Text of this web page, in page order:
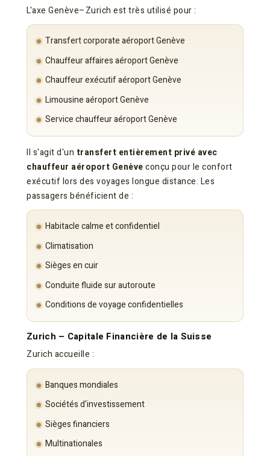
L'axe Genève–Zurich est très utilisé pour :
Transfert corporate aéroport Genève
Chauffeur affaires aéroport Genève
Chauffeur exécutif aéroport Genève
Limousine aéroport Genève
Service chauffeur aéroport Genève
Il s'agit d'un transfert entièrement privé avec
chauffeur aéroport Genèveconçu pour le confort
exécutif lors des voyages longue distance. Les
passagers bénéficient de :
Habitacle calme et confidentiel
Climatisation
Sièges en cuir
Conduite fluide sur autoroute
Conditions de voyage confidentielles
Zurich – Capitale Financière de la Suisse
Zurich accueille :
Banques mondiales
Sociétés d'investissement
Sièges financiers
Multinationales